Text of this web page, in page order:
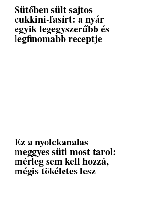
Sütőben sült sajtos
cukkini-fasírt: a nyár
egyik legegyszerűbb és
legfinomabb receptje
Ez a nyolckanalas
meggyes süti most tarol:
mérleg sem kell hozzá,
mégis tökéletes lesz